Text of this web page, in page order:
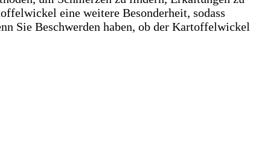
eine weitere Besonderheit, sodass
Sie Beschwerden haben, ob der Kartoffelwickel